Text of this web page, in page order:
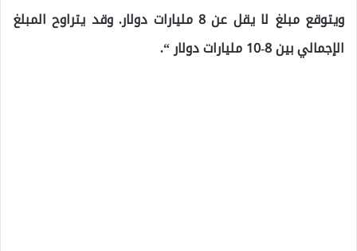
ويتوقع مبلغ لا يقل عن 8 مليارات دولار. وقد يتراوح المبلغ
الإجمالي بين 8-10 مليارات دولار “.